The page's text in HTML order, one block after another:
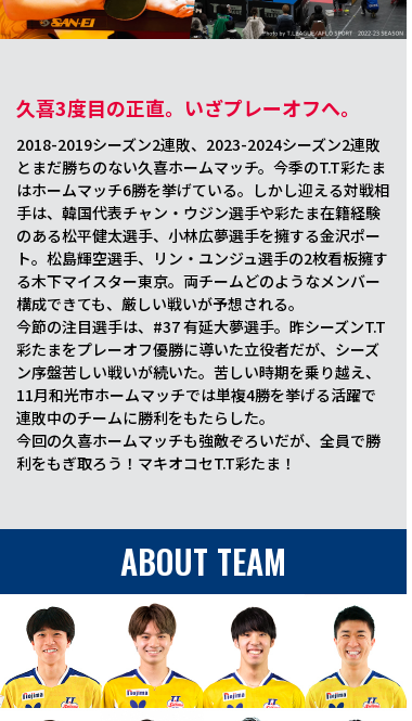
久喜3度目の正直。いざプレーオフへ。
2018-2019シーズン2連敗、2023-2024シーズン2連敗
とまだ勝ちのない久喜ホームマッチ。今季のT.T彩たま
はホームマッチ6勝を挙げている。しかし迎える対戦相
手は、韓国代表チャン・ウジン選手や彩たま在籍経験
のある松平健太選手、小林広夢選手を擁する金沢ポー
ト。松島輝空選手、リン・ユンジュ選手の2枚看板擁す
る木下マイスター東京。両チームどのようなメンバー
構成できても、厳しい戦いが予想される。
今節の注目選手は、#37 有延大夢選手。昨シーズンT.T
彩たまをプレーオフ優勝に導いた立役者だが、シーズ
ン序盤苦しい戦いが続いた。苦しい時期を乗り越え、
11月和光市ホームマッチでは単複4勝を挙げる活躍で
連敗中のチームに勝利をもたらした。
今回の久喜ホームマッチも強敵ぞろいだが、全員で勝
利をもぎ取ろう！マキオコセT.T彩たま！
ABOUT TEAM